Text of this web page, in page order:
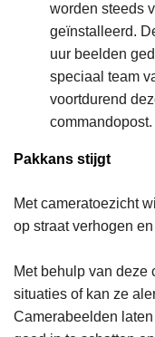
worden steeds
geïnstalleerd.
uur beelden
speciaal team
voortdurend
commandopost.
Pakkans stijgt
Met cameratoezicht
op straat verhogen
Met behulp van deze
situaties of kan ze
Camerabeelden